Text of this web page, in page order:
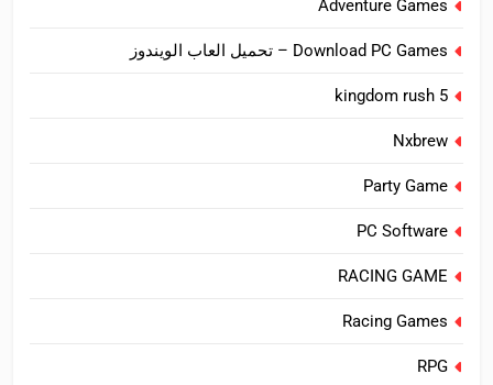
Adventure Games
Download PC Games – تحميل العاب الويندوز
kingdom rush 5
Nxbrew
Party Game
PC Software
RACING GAME
Racing Games
RPG